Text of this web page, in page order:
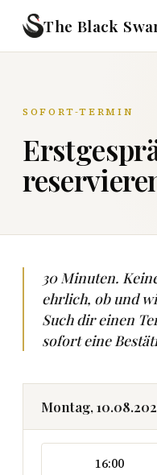
The Black
SOFORT-TERMIN
30 Minuten.
ehrlich, ob und
Such dir einen
sofort eine
Montag,
16:00